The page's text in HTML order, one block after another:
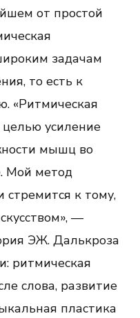
от простой
задачам
то есть к
«Ритмическая
усиление
мышц во
Мой метод
стремится к тому,
—
ЭЖ. Далькроза
ритмическая
слова, развитие
пластика